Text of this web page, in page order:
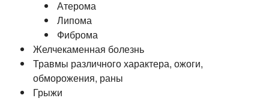
Атерома
Липома
Фиброма
Желчекаменная болезнь
Травмы различного характера, ожоги,
обморожения, раны
Грыжи